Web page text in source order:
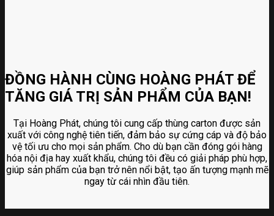
ĐỒNG HÀNH CÙNG HOÀNG PHÁT ĐỂ
TĂNG GIÁ TRỊ SẢN PHẨM CỦA BẠN!
Tại Hoàng Phát, chúng tôi cung cấp thùng carton được sản
xuất với công nghệ tiên tiến, đảm bảo sự cứng cáp và độ bảo
vệ tối ưu cho mọi sản phẩm. Cho dù bạn cần đóng gói hàng
hóa nội địa hay xuất khẩu, chúng tôi đều có giải pháp phù hợp,
giúp sản phẩm của bạn trở nên nổi bật, tạo ấn tượng mạnh mẽ
ngay từ cái nhìn đầu tiên.